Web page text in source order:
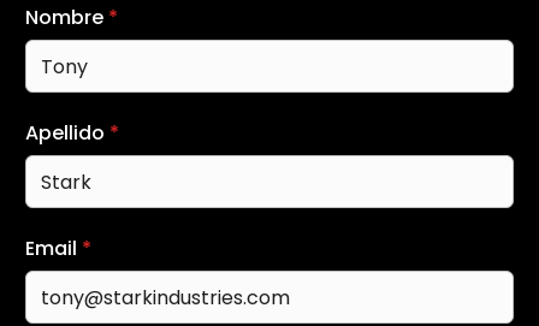
Nombre *
Apellido *
Email *